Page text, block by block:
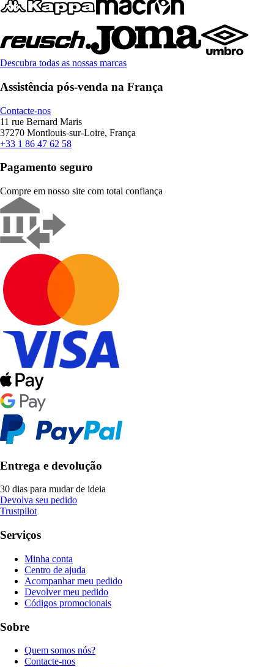
Descubra todas as nossas marcas
Assistência pós-venda na França
Contacte-nos
11 rue Bernard Maris
37270 Montlouis-sur-Loire, França
+33 1 86 47 62 58
Pagamento seguro
Compre em nosso site com total confiança
Entrega e devolução
30 dias para mudar de ideia
Devolva seu pedido
Trustpilot
Serviços
Minha conta
Centro de ajuda
Acompanhar meu pedido
Devolver meu pedido
Códigos promocionais
Sobre
Quem somos nós?
Contacte-nos